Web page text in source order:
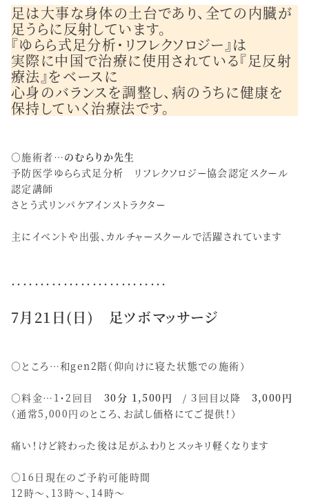
足は大事な身体の土台であり、全ての内臓が
足うらに反射しています。
『ゆらら式足分析・リフレクソロジー』は
実際に中国で治療に使用されている『足反射
療法』をベースに
心身のバランスを調整し、病のうちに健康を
保持していく治療法です。
○施術者…のむらりか先生
予防医学ゆらら式足分析 リフレクソロジー協会認定スクール
認定講師
さとう式リンパケアインストラクター
主にイベントや出張、カルチャースクールで活躍されています
・・・・・・・・・・・・・・・・・・・・・・・・・・・
7月21日(日) 足ツボマッサージ
○ところ…和gen2階（仰向けに寝た状態での施術）
○料金…1・2回目 30分 1,500円 / ３回目以降 3,000円
（通常5,000円のところ、お試し価格にてご提供！）
痛い！けど終わった後は足がふわりとスッキリ軽くなります
○16日現在のご予約可能時間
12時〜、13時〜、14時〜